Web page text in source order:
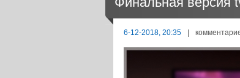
6-12-2018, 20:35 |